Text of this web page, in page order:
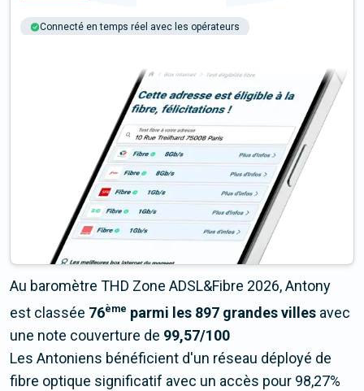
Connecté en temps réel avec les opérateurs
Au baromètre THD Zone ADSL&Fibre 2026, Antony
est classée 76ème parmi les 897 grandes villes avec
une note couverture de 99,57/100
Les Antoniens bénéficient d'un réseau déployé de
fibre optique significatif avec un accès pour 98,27%